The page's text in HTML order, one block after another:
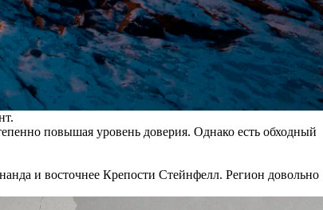
повышая уровень доверия. Однако есть обходный
и восточнее Крепости Стейнфелл. Регион довольно